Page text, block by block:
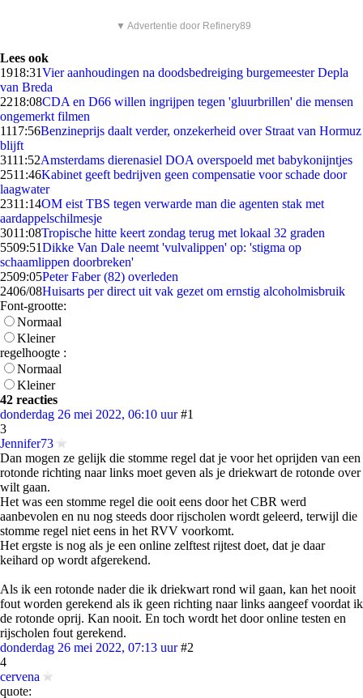
▼ Advertentie door Refinery89
Lees ook
1918:31Vier aanhoudingen na doodsbedreiging burgemeester Depla
van Breda
2218:08CDA en D66 willen ingrijpen tegen 'gluurbrillen' die mensen
ongemerkt filmen
1117:56Benzineprijs daalt verder, onzekerheid over Straat van Hormuz
blijft
3111:52Amsterdams dierenasiel DOA overspoeld met babykonijntjes
2511:46Kabinet geeft bedrijven geen compensatie voor schade door
laagwater
2311:14OM eist TBS tegen verwarde man die agenten stak met
aardappelschilmesje
3011:08Tropische hitte keert zondag terug met lokaal 32 graden
5509:51Dikke Van Dale neemt 'vulvalippen' op: 'stigma op
schaamlippen doorbreken'
2509:05Peter Faber (82) overleden
2406/08Huisarts per direct uit vak gezet om ernstig alcoholmisbruik
Font-grootte:
Normaal
Kleiner
regelhoogte :
Normaal
Kleiner
42 reacties
donderdag 26 mei 2022, 06:10 uur #1
3
Jennifer73
Dan mogen ze gelijk die stomme regel dat je voor het oprijden van een
rotonde richting naar links moet geven als je driekwart de rotonde over
wilt gaan.
Het was een stomme regel die ooit eens door het CBR werd
aanbevolen en nu nog steeds door rijscholen wordt geleerd, terwijl die
stomme regel niet eens in het RVV voorkomt.
Het ergste is nog als je een online zelftest rijtest doet, dat je daar
keihard op wordt afgerekend.
Als ik een rotonde nader die ik driekwart rond wil gaan, kan het nooit
fout worden gerekend als ik geen richting naar links aangeef voordat ik
de rotonde oprij. Kan nooit. En toch wordt het door online testen en
rijscholen fout gerekend.
donderdag 26 mei 2022, 07:13 uur #2
4
cervena
quote: